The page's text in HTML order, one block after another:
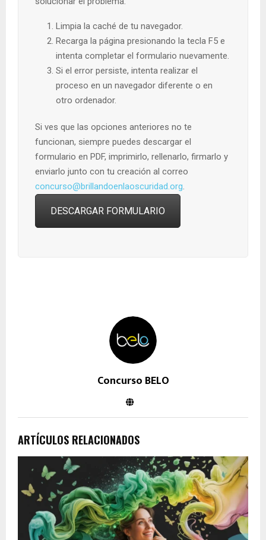
Limpia la caché de tu navegador.
Recarga la página presionando la tecla F5 e
intenta completar el formulario nuevamente.
Si el error persiste, intenta realizar el
proceso en un navegador diferente o en
otro ordenador.
Si ves que las opciones anteriores no te
funcionan, siempre puedes descargar el
formulario en PDF, imprimirlo, rellenarlo, firmarlo y
enviarlo junto con tu creación al correo
concurso@brillandoenlaoscuridad.org
DESCARGAR FORMULARIO
Concurso BELO
ARTÍCULOS RELACIONADOS